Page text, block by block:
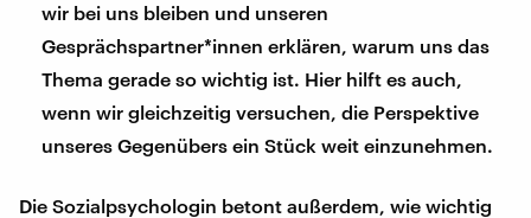
wir bei uns bleiben und unseren
Gesprächspartner*innen erklären, warum uns das
Thema gerade so wichtig ist. Hier hilft es auch,
wenn wir gleichzeitig versuchen, die Perspektive
unseres Gegenübers ein Stück weit einzunehmen.
Die Sozialpsychologin betont außerdem, wie wichtig